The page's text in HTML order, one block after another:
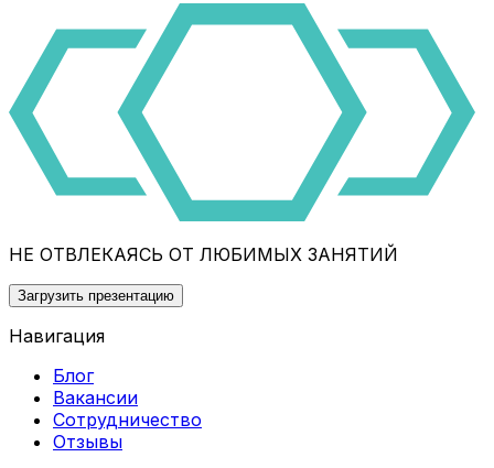
НЕ ОТВЛЕКАЯСЬ ОТ ЛЮБИМЫХ ЗАНЯТИЙ
Загрузить презентацию
Навигация
Блог
Вакансии
Сотрудничество
Отзывы